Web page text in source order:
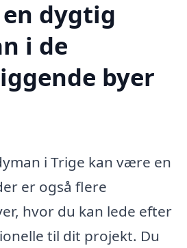
dygtig
i de
byer
i Trige kan være en
er også flere
hvor du kan lede efter
til dit projekt. Du